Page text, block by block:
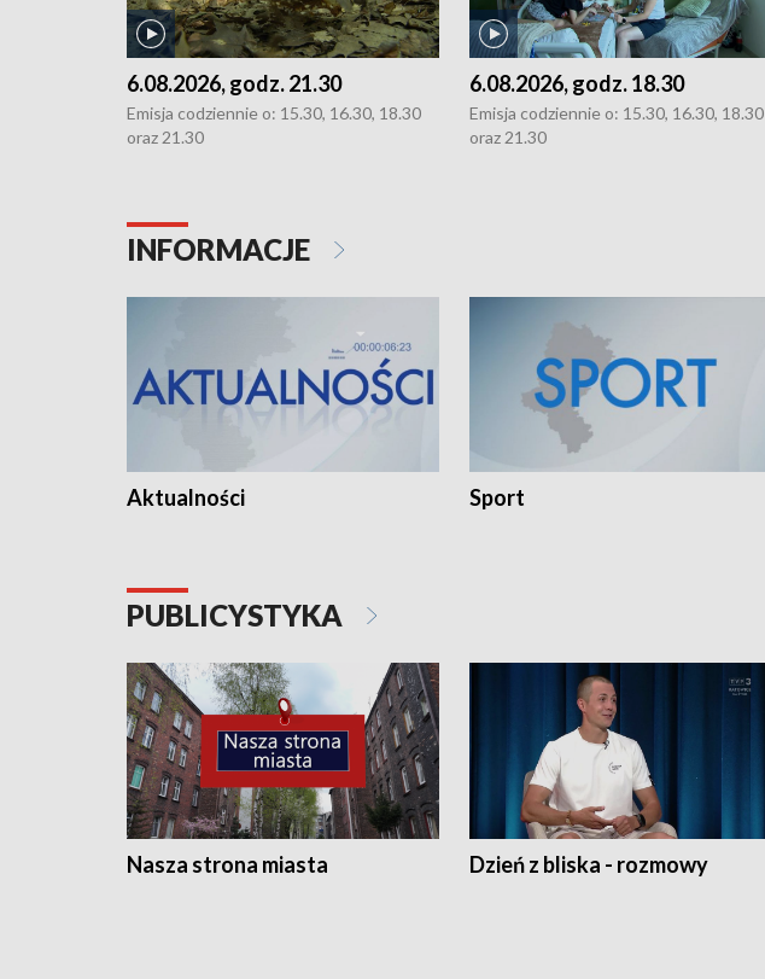
6.08.2026, godz. 21.30
Emisja codziennie o: 15.30, 16.30, 18.30
oraz 21.30
6.08.2026, godz. 18.30
Emisja codziennie o: 15.30, 16.30, 18.30
oraz 21.30
INFORMACJE
Aktualności Sport
PUBLICYSTYKA
Nasza strona miasta Dzień z bliska - rozmowy